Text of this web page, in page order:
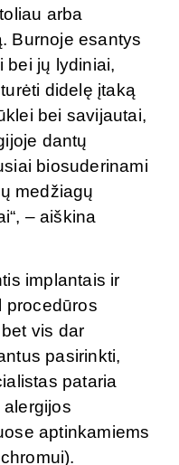
arba
Burnoje esantys
bei jų lydiniai,
didelę įtaką
bei savijautai,
dantų
biosuderinami
medžiagų
– aiškina
implantais ir
procedūros
vis dar
pasirinkti,
pataria
alergijos
aptinkamiems